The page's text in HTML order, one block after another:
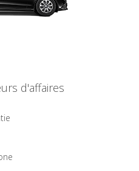
d'affaires